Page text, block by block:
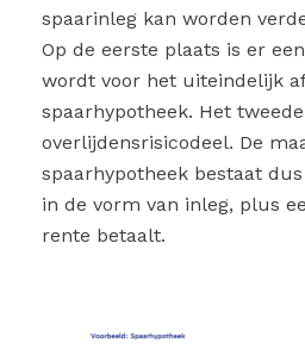
spaarinleg kan worden
Op de eerste plaats is er
wordt voor het uiteindelijk
spaarhypotheek. Het
overlijdensrisicodeel. De
spaarhypotheek bestaat
in de vorm van inleg, plus
rente betaalt.